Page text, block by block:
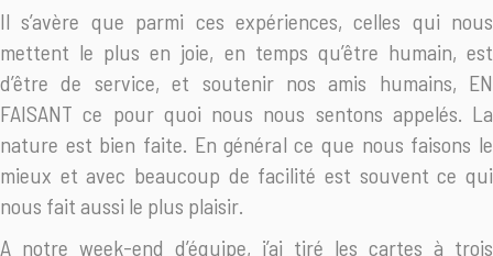
Il s’avère que parmi ces expériences, celles qui nous
mettent le plus en joie, en temps qu’être humain, est
d’être de service, et soutenir nos amis humains, EN
FAISANT ce pour quoi nous nous sentons appelés. La
nature est bien faite. En général ce que nous faisons le
mieux et avec beaucoup de facilité est souvent ce qui
nous fait aussi le plus plaisir.
A notre week-end d’équipe, j’ai tiré les cartes à trois